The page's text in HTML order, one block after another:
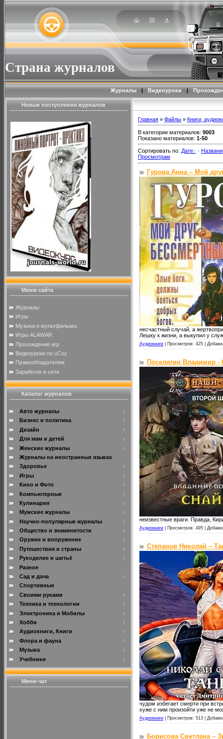
Страна журналов
Журналы | Видеоуроки |
Новые поступления журналов
Меню сайта
Журналы
Игры
Музыка и мультфильмы
Игры ALAWAR
Прохождение игр
Видеоуроки по uCoz
Правообладателям
Заработок в сети
Каталог журналов
Авто журналы
Бизнес и политика
Дизайн
Для мам и детей
Женские журналы
Журналы на иностранных языках
Здоровье
Игры
Кино и Фото
Компьютерные
Кулинария
Мужские журналы
Научно-популярные журналы
Общество и знаменитости
Оружие и вооружение
Путешествия и страны
Рукоделие и шитьё
Разное
Сад и дача
Спортивные
Своими руками
Техника и технологии
Электроника и Мобилы
Хобби
Аудиокниги, Книги
Флора и фауна
Музыка
Учебники
Мини-чат
Главная » Файлы » Книги,
В категории материалов: 9003
Показано материалов: 1-50
Сортировать по: Дате ·
Просмотрам
Гурова Анна – Мой
несчастный случай, а
Лешку к жизни, а выкупил у
Аудиокниги Просмотров: 425 |
Поселягин Владимир -
неизвестные враги. Правда,
Аудиокниги Просмотров: 495 |
Степанов Николай –
чудом избегает смерти при
хуже с ним произойти уже не
Аудиокниги Просмотров: 513 |
Борисова Светлана –